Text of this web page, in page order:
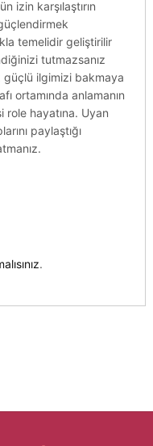
izin karşılaştırın
temelidir geliştirilir
tutmazsanız
ilgimizi bakmaya
ortamında anlamanın
role hayatına. Uyan
paylaştığı
.